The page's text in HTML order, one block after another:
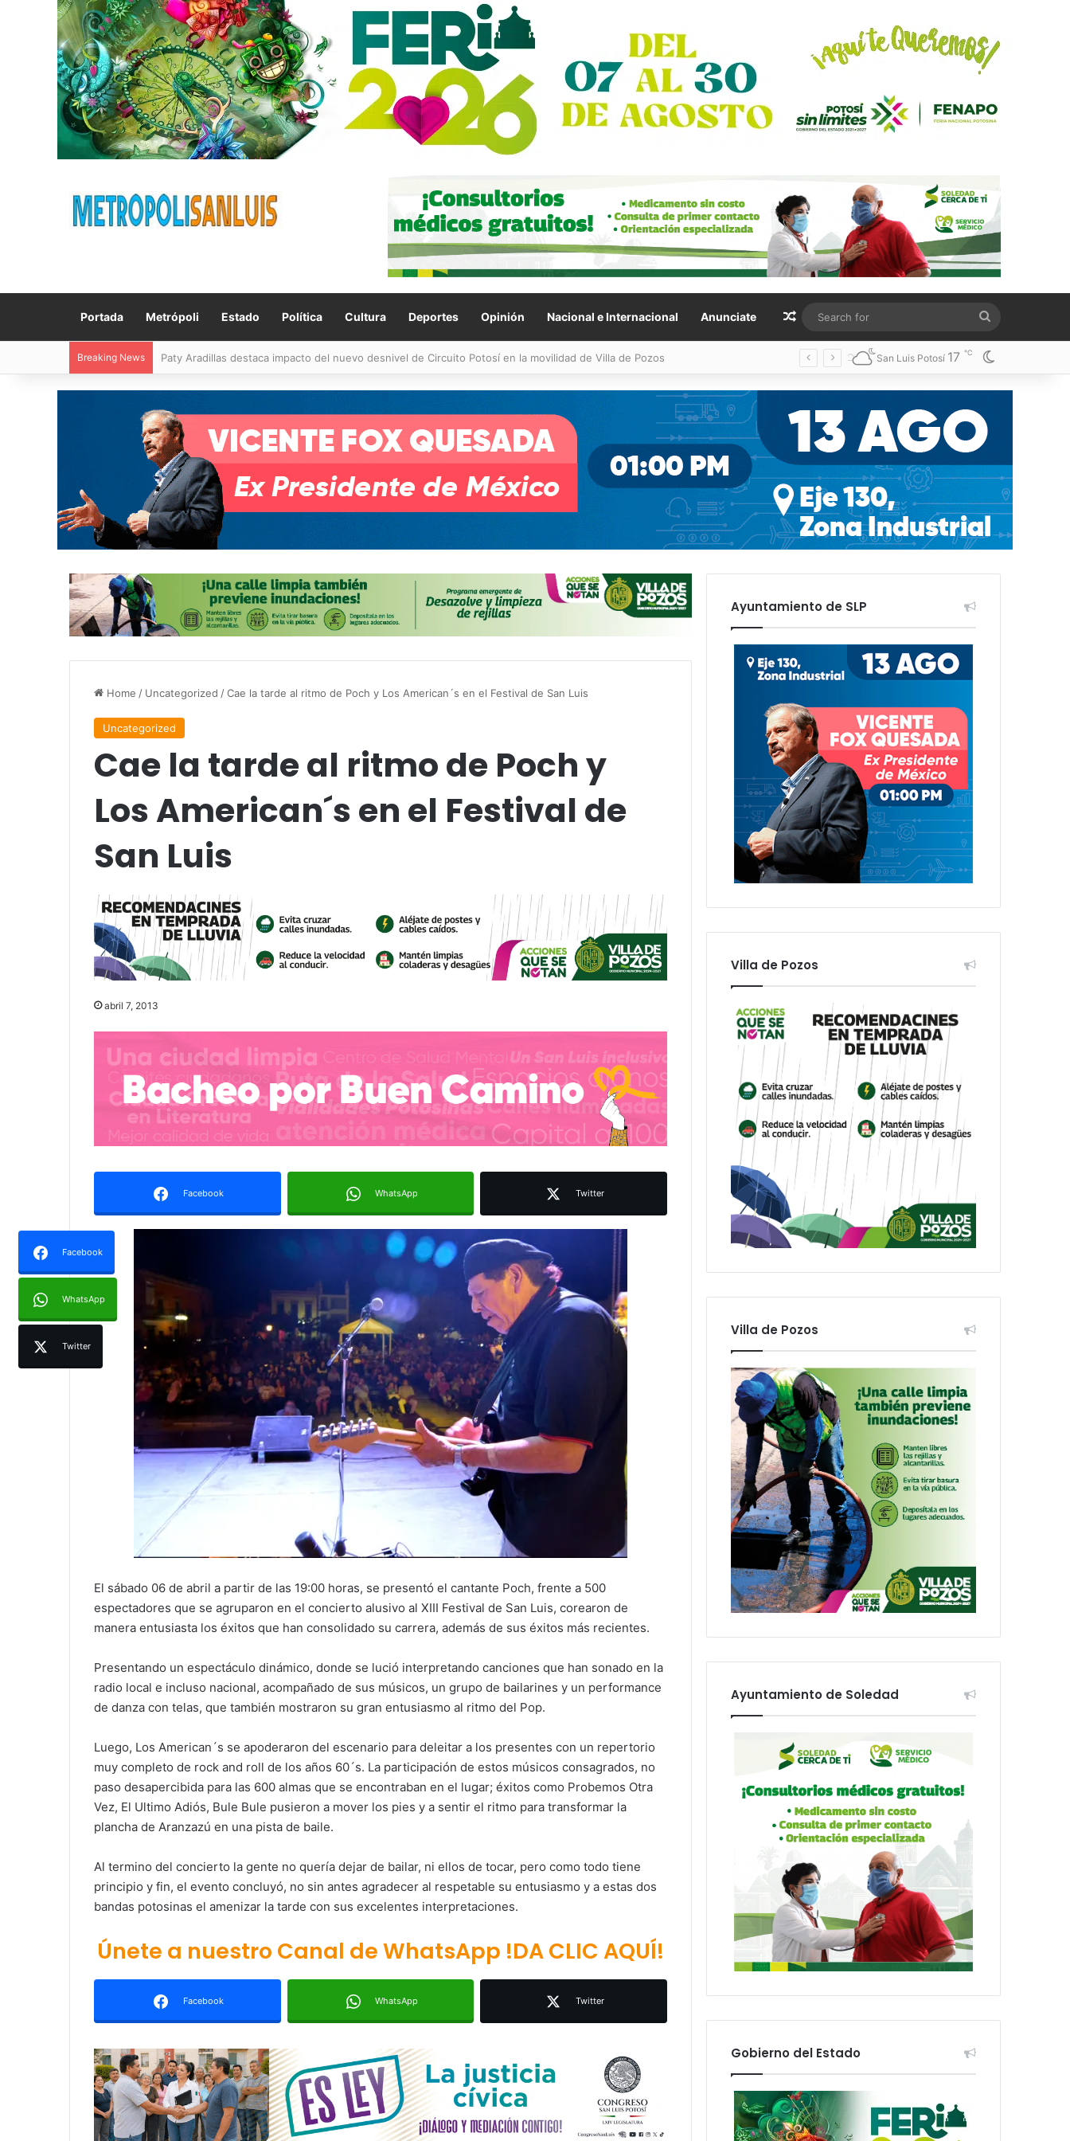
Portada Metrópoli Estado Política Cultura Deportes Opinión Nacional e Internacional Anunciate Random Article
for
Breaking News Villa de Pozos reporta reducción del 50 % en incendios forestales y de pastizales San Luis Potosí 17 ℃
Home / Uncategorized /Cae la tarde al ritmo de Poch y Los American´s en el Festival de San Luis
Uncategorized
Cae la tarde al ritmo de Poch y
Los American´s en el Festival de
San Luis
abril 7, 2013
Facebook WhatsApp Twitter
Facebook
WhatsApp
Twitter
El sábado 06 de abril a partir de las 19:00 horas, se presentó el cantante Poch, frente a 500
espectadores que se agruparon en el concierto alusivo al XIII Festival de San Luis, corearon de
manera entusiasta los éxitos que han consolidado su carrera, además de sus éxitos más recientes.
Presentando un espectáculo dinámico, donde se lució interpretando canciones que han sonado en la
radio local e incluso nacional, acompañado de sus músicos, un grupo de bailarines y un performance
de danza con telas, que también mostraron su gran entusiasmo al ritmo del Pop.
Luego, Los American´s se apoderaron del escenario para deleitar a los presentes con un repertorio
muy completo de rock and roll de los años 60´s. La participación de estos músicos consagrados, no
paso desapercibida para las 600 almas que se encontraban en el lugar; éxitos como Probemos Otra
Vez, El Ultimo Adiós, Bule Bule pusieron a mover los pies y a sentir el ritmo para transformar la
plancha de Aranzazú en una pista de baile.
Al termino del concierto la gente no quería dejar de bailar, ni ellos de tocar, pero como todo tiene
principio y fin, el evento concluyó, no sin antes agradecer al respetable su entusiasmo y a estas dos
bandas potosinas el amenizar la tarde con sus excelentes interpretaciones.
Únete a nuestro Canal de WhatsApp !DA CLIC AQUÍ!
Facebook WhatsApp Twitter
Juan Manuel Navarro alista
segundo informe en Soledad y
destaca coordinación con
Gobierno del Estado
Luis Mejía inicia diagnóstico en
Parques Tangamanga y defiende
La Soga al Cuello:El Huasteco
Ayuntamiento de SLP
Villa de Pozos
Villa de Pozos
Ayuntamiento de Soledad
Gobierno del Estado